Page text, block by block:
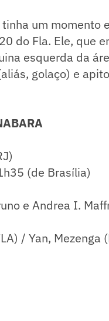
um momento
do Fla. Ele, que
esquerda da
golaço) e
(de Brasília)
e Andrea I.
/ Yan, Mezenga